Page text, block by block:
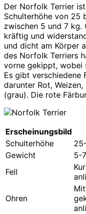
Der Norfolk Terrier
Schulterhöhe von 25
zwischen 5 und 7 kg.
kräftig und
und dicht am Körper
des Norfolk Terriers
vorne gekippt, wobei
Es gibt verschiedene
darunter Rot,
(grau). Die rote
Erscheinungsbild
Schulterhöhe
Gewicht
5-
Fell
Ohren